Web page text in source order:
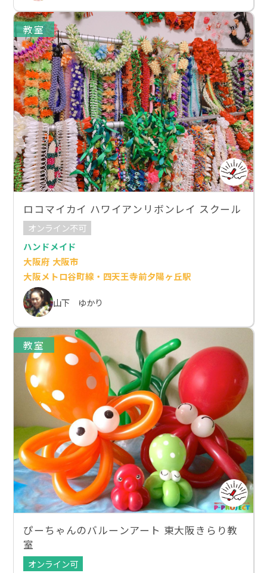
教室
ロコマイカイ ハワイアンリボンレイ スクール
オンライン不可
ハンドメイド
大阪府 大阪市
大阪メトロ谷町線・四天王寺前夕陽ヶ丘駅
山下 ゆかり
教室
ぴーちゃんのバルーンアート 東大阪きらり教
室
オンライン可